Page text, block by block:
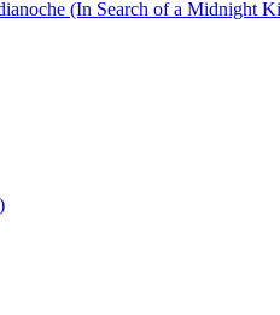
(In Search of a Midnight